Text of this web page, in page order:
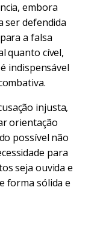
embora
ser defendida
a falsa
quanto cível,
indispensável
injusta,
orientação
possível não
para
seja ouvida e
forma sólida e